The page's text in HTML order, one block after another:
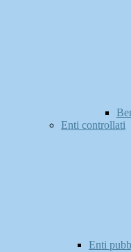
Enti controllati
Enti